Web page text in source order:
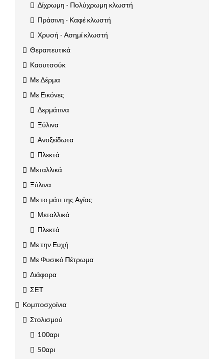
Δίχρωμη - Πολύχρωμη κλωστή
Πράσινη - Καφέ κλωστή
Χρυσή - Ασημί κλωστή
Θεραπευτικά
Καουτσούκ
Με Δέρμα
Με Εικόνες
Δερμάτινα
Ξύλινα
Ανοξείδωτα
Πλεκτά
Μεταλλικά
Ξύλινα
Με το μάτι της Αγίας
Μεταλλικά
Πλεκτά
Με την Ευχή
Με Φυσικό Πέτρωμα
Διάφορα
ΣΕΤ
Κομποσχοίνια
Στολισμού
100αρι
50αρι